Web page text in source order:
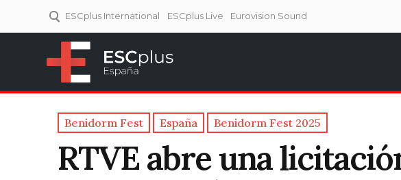
ESCplus International ESCplus Live Eurovision Sound
Benidorm Fest España Benidorm Fest 2025
RTVE abre una